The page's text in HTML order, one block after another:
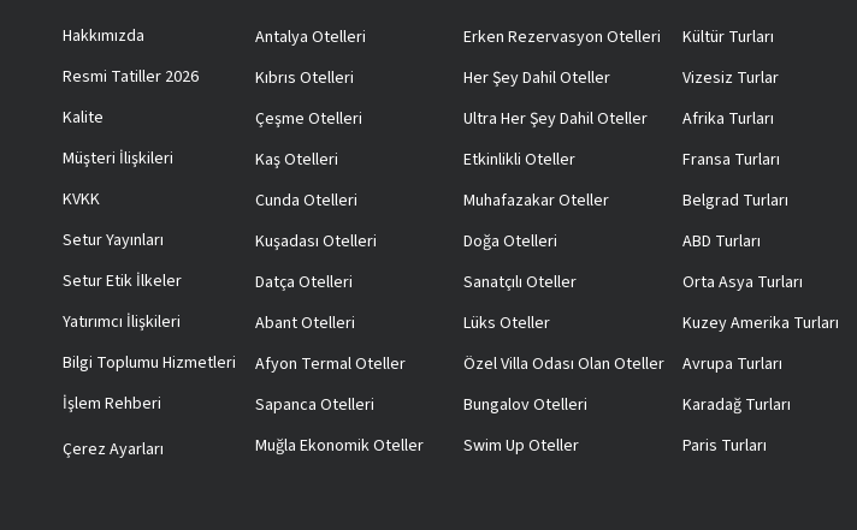
Hakkımızda
Resmi Tatiller 2026
Kalite
Müşteri İlişkileri
KVKK
Setur Yayınları
Setur Etik İlkeler
Yatırımcı İlişkileri
Bilgi Toplumu Hizmetleri
İşlem Rehberi
Çerez Ayarları
Antalya Otelleri
Kıbrıs Otelleri
Çeşme Otelleri
Kaş Otelleri
Cunda Otelleri
Kuşadası Otelleri
Datça Otelleri
Abant Otelleri
Afyon Termal Oteller
Sapanca Otelleri
Muğla Ekonomik Oteller
Erken Rezervasyon Otelleri
Her Şey Dahil Oteller
Ultra Her Şey Dahil Oteller
Etkinlikli Oteller
Muhafazakar Oteller
Doğa Otelleri
Sanatçılı Oteller
Lüks Oteller
Özel Villa Odası Olan Oteller
Bungalov Otelleri
Swim Up Oteller
Kültür Turları
Vizesiz Turlar
Afrika Turları
Fransa Turları
Belgrad Turları
ABD Turları
Orta Asya Turları
Kuzey Amerika Turları
Avrupa Turları
Karadağ Turları
Paris Turları